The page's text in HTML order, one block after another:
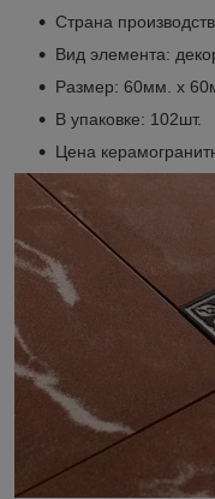
Страна
Вид элемента:
Размер: 60мм. х
В упаковке: 102шт.
Цена